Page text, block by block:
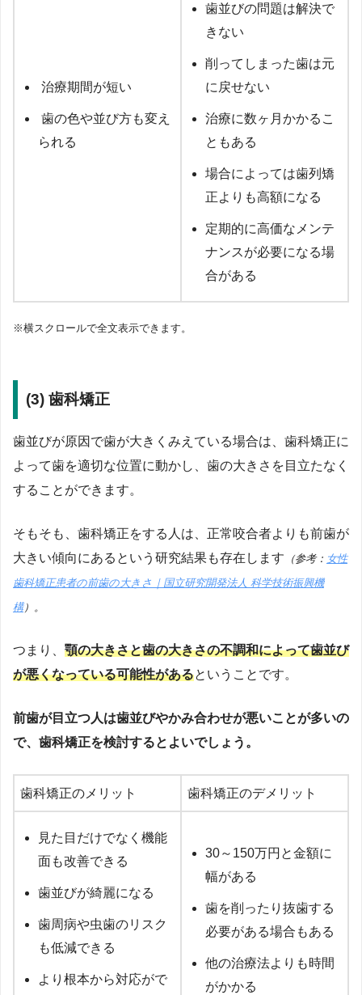
治療期間が短い
歯の色や並び方も変え
られる
歯並びの問題は解決で
きない
削ってしまった歯は元
に戻せない
治療に数ヶ月かかるこ
ともある
場合によっては歯列矯
正よりも高額になる
定期的に高価なメンテ
ナンスが必要になる場
合がある
※横スクロールで全文表示できます。
(3) 歯科矯正
歯並びが原因で歯が大きくみえている場合は、歯科矯正に
よって歯を適切な位置に動かし、歯の大きさを目立たなく
することができます。
そもそも、歯科矯正をする人は、正常咬合者よりも前歯が
大きい傾向にあるという研究結果も存在します （参考： 女性
歯科矯正患者の前歯の大きさ｜国立研究開発法人 科学技術振興機
構）。
つまり、 顎の大きさと歯の大きさの不調和によって歯並び
が悪くなっている可能性があるということです。
前歯が目立つ人は歯並びやかみ合わせが悪いことが多いの
で、歯科矯正を検討するとよいでしょう。
歯科矯正のメリット 歯科矯正のデメリット
見た目だけでなく機能
面も改善できる
歯並びが綺麗になる
歯周病や虫歯のリスク
も低減できる
より根本から対応がで
30～150万円と金額に
幅がある
歯を削ったり抜歯する
必要がある場合もある
他の治療法よりも時間
がかかる